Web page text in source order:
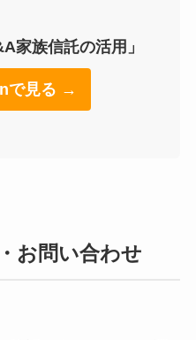
家族信託の活用」
で見る →
お問い合わせ